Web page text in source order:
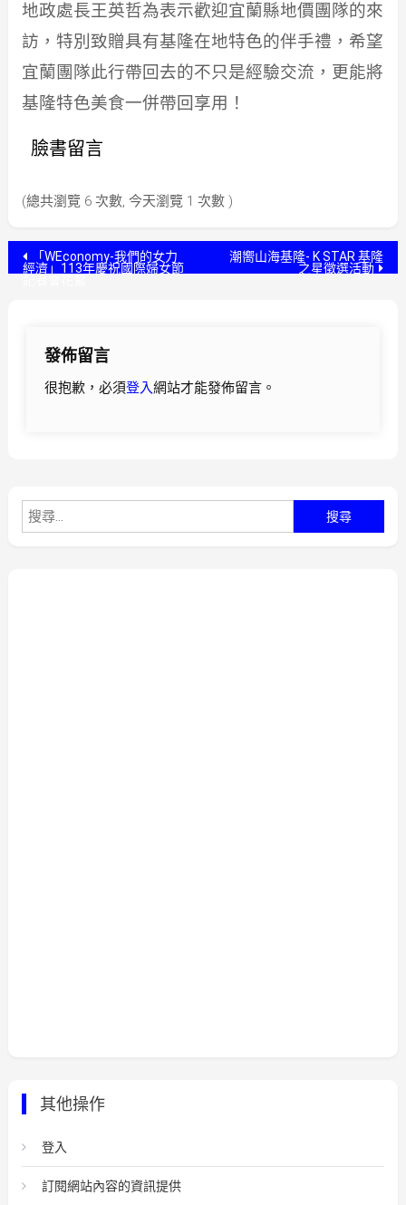
地政處長王英哲為表示歡迎宜蘭縣地價團隊的來
訪，特別致贈具有基隆在地特色的伴手禮，希望
宜蘭團隊此行帶回去的不只是經驗交流，更能將
基隆特色美食一併帶回享用！
臉書留言
(總共瀏覽 6 次數, 今天瀏覽 1 次數 )
文 「WEconomy-我們的女力
經濟」113年慶祝國際婦女節
潮嚮山海基隆- K STAR 基隆
之星徵選活動
發佈留言
很抱歉，必須登入網站才能發佈留言。
尋
其他操作
登入
訂閱網站內容的資訊提供